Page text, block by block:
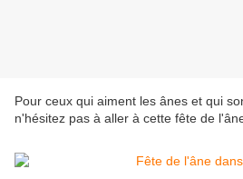
Pour ceux qui aiment les ânes et qui
n'hésitez pas à aller à cette fête de